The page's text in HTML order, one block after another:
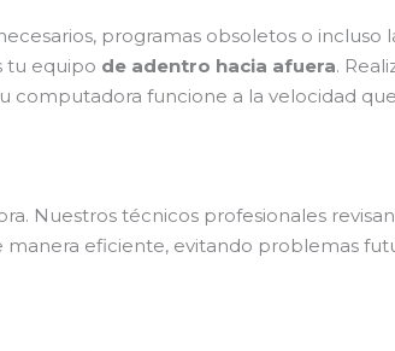
programas obsoletos o incluso
tu equipo de adentro hacia afuera.
computadora funcione a la velocidad que
Nuestros técnicos profesionales
eficiente, evitando problemas